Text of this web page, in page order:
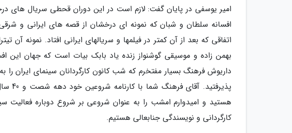
امیر یوسفی در پایان گفت: لازم است در این دوران قحطی سریال های
افسانه سلطان و شبان که نمونه ای درخشان از قصه های ایرانی و
اتفاقی که بعد از آن کمتر در فیلمها و سریالهای ایرانی افتاد. نمونه آن
بهمن زاده و موسیقی گوشنواز زنده یاد بابک بیات است که جهان این
داریوش فرهنگ بسیار مفتخرم که شب کانون کارگردانان سینمای ایران
هستید و امیدوارم امشب را به عنوان شروعی بر شروع دوباره فعالیت
کارگردانی و نویسندگی جنابعالی هستیم.